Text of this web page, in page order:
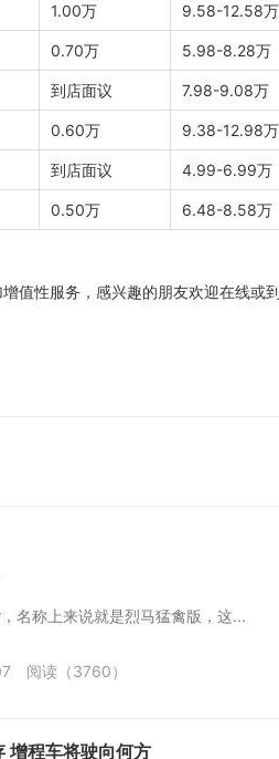
1.00万 9.58-12.58万
0.70万 5.98-8.28万
到店面议 7.98-9.08万
0.60万 9.38-12.98万
到店面议 4.99-6.99万
0.50万 6.48-8.58万
性服务，感兴趣的朋友欢迎在线或到
称上来说就是烈马猛禽版，这...
阅读（3760）
增程车将驶向何方